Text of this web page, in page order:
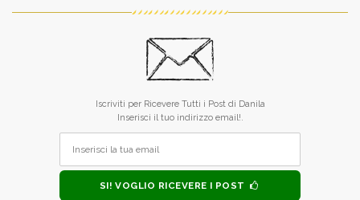
Iscriviti per Ricevere Tutti i Post di Danila
Inserisci il tuo indirizzo email!.
SI! VOGLIO RICEVERE I POST